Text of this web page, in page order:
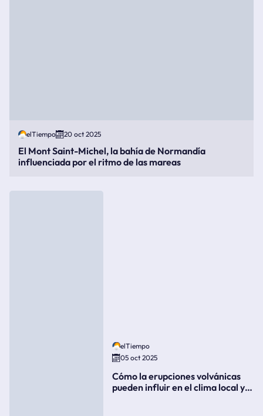
elTiempo 20 oct 2025
El Mont Saint-Michel, la bahía de Normandía
influenciada por el ritmo de las mareas
elTiempo
05 oct 2025
Cómo la erupciones volvánicas
pueden influir en el clima local y